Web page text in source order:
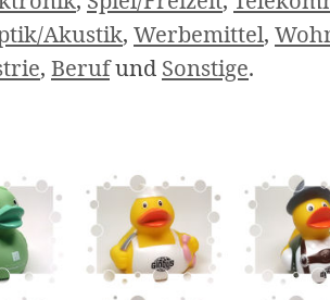
Akustik, Werbemittel,
, Berufund Sonstige.